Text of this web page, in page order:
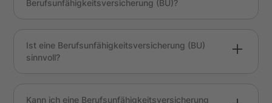
Nettogehalts. Solltest du eine
Berufsunfähigkeitsversicherung (BU)?
Leistungsbearbeitung und stabile Beiträge aus.
Der „beste Anbieter“ kann durch den Beruf
Ist eine Berufsunfähigkeitsversicherung (BU)
sinnvoll?
Kann ich eine Berufsunfähigkeitsversicherung